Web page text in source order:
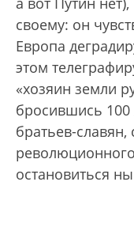
своему: он
Европа
этом
«хозяин земли
бросившись
братьев-славян,
остановиться